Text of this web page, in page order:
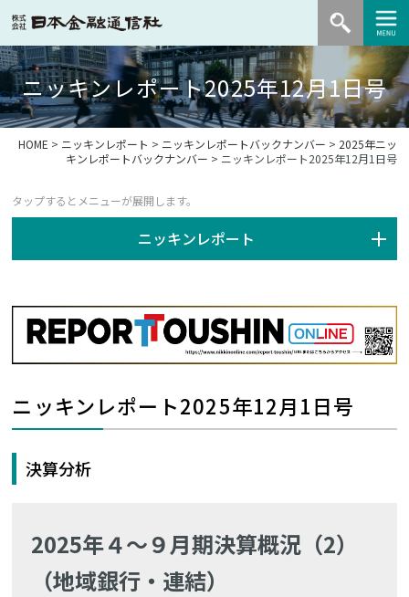
ニッキンレポート2025年12月1日号
HOME > ニッキンレポート > ニッキンレポートバックナンバー > 2025年ニッ
キンレポートバックナンバー > ニッキンレポート2025年12月1日号
ニッキンレポート
ニッキンレポート2025年12月1日号
決算分析
2025年４～９月期決算概況（2）
（地域銀行・連結）